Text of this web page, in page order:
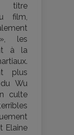
titre
film,
les
à la
plus
Wu
culte
Elaine